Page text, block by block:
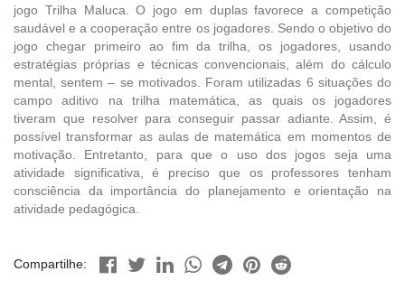
jogo Trilha Maluca. O jogo em duplas favorece a competição
saudável e a cooperação entre os jogadores. Sendo o objetivo do
jogo chegar primeiro ao fim da trilha, os jogadores, usando
estratégias próprias e técnicas convencionais, além do cálculo
mental, sentem – se motivados. Foram utilizadas 6 situações do
campo aditivo na trilha matemática, as quais os jogadores
tiveram que resolver para conseguir passar adiante. Assim, é
possível transformar as aulas de matemática em momentos de
motivação. Entretanto, para que o uso dos jogos seja uma
atividade significativa, é preciso que os professores tenham
consciência da importância do planejamento e orientação na
atividade pedagógica.
Compartilhe: